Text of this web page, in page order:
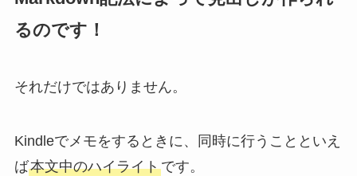
るのです！
それだけではありません。
Kindleでメモをするときに、同時に行うことといえ
ば本文中のハイライトです。